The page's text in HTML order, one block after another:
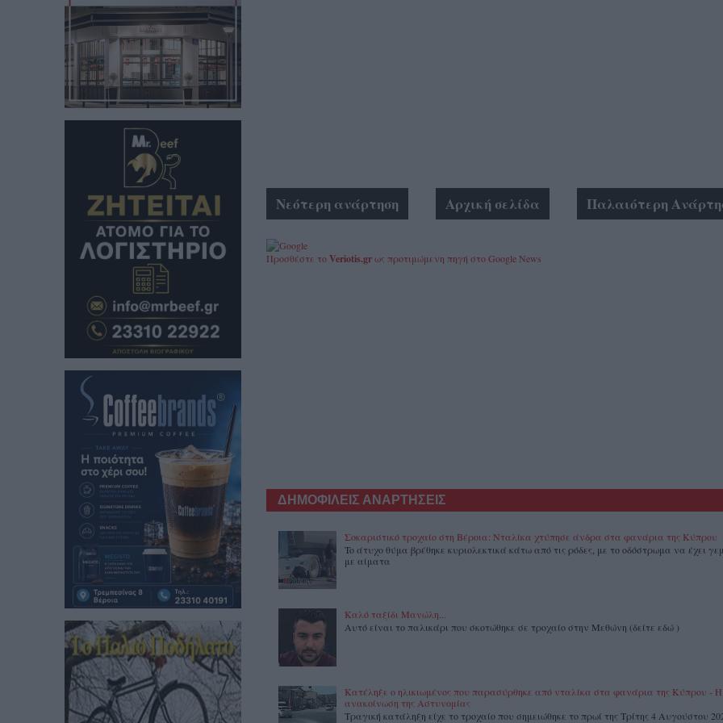
Νεότερη ανάρτηση Παλαιότερη
Αρχική σελίδα
Προσθέστε τοVeriotis.grως προτιμώμενη πηγή στο Google News
ΔΗΜΟΦΙΛΕΙΣ ΑΝΑΡΤΗΣΕΙΣ
Σοκαριστικό τροχαίο στη Βέροια: Νταλίκα χτύπησε άνδρα στα φανάρια της Κύπρου
To άτυχο θύμα βρέθηκε κυριολεκτικά κάτω από τις ρόδες, με το οδόστρωμα να έχει
με αίματα
Καλό ταξίδι Μανώλη...
Αυτό είναι το παλικάρι που σκοτώθηκε σε τροχαίο στην Μεθώνη (δείτε εδώ )
Κατέληξε ο ηλικιωμένος που παρασύρθηκε από νταλίκα στα φανάρια της Κύπρου - Η
ανακοίνωση της Αστυνομίας
Τραγική κατάληξη είχε το τροχαίο που σημειώθηκε το πρωί της Τρίτης 4 Αυγούστου